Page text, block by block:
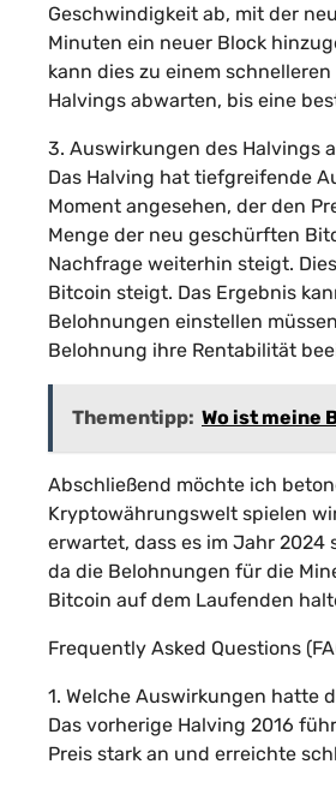
Geschwindigkeit ab, mit der
Minuten ein neuer Block
kann dies zu einem
Halvings abwarten, bis eine
3. Auswirkungen des Halvings
Das Halving hat tiefgreifende
Moment angesehen, der den
Menge der neu geschürften
Nachfrage weiterhin steigt.
Bitcoin steigt. Das Ergebnis
Belohnungen einstellen
Belohnung ihre Rentabilität
Thementipp: Wo ist meine
Abschließend möchte ich
Kryptowährungswelt spielen
erwartet, dass es im Jahr
da die Belohnungen für die
Bitcoin auf dem Laufenden
Frequently Asked Questions
1. Welche Auswirkungen hatte
Das vorherige Halving 2016
Preis stark an und erreichte